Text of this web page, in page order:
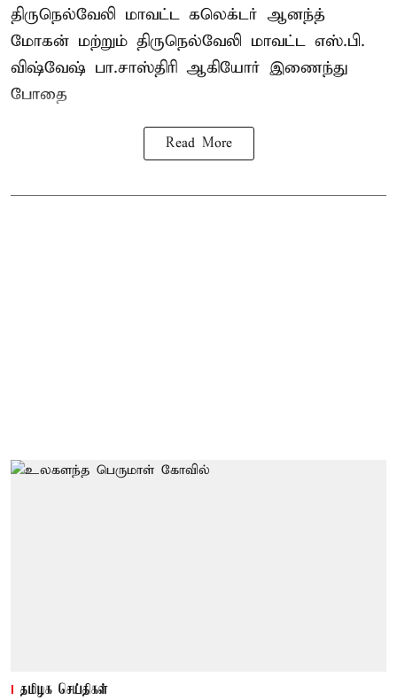
திருநெல்வேலி மாவட்ட கலெக்டர் ஆனந்த்
மோகன் மற்றும் திருநெல்வேலி மாவட்ட எஸ்.பி.
விஷ்வேஷ் பா.சாஸ்திரி ஆகியோர் இணைந்து
போதை
Read More
தமிழக செய்திகள்